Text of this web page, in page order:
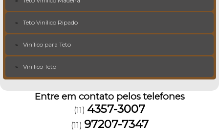
Teto Vinílico Ripado
Vinílico para Teto
Vinílico Teto
Entre em contato pelos telefones
(11) 4357-3007
(11) 97207-7347